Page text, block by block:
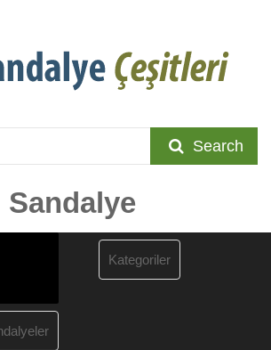
Search
Sandalye
Kategoriler